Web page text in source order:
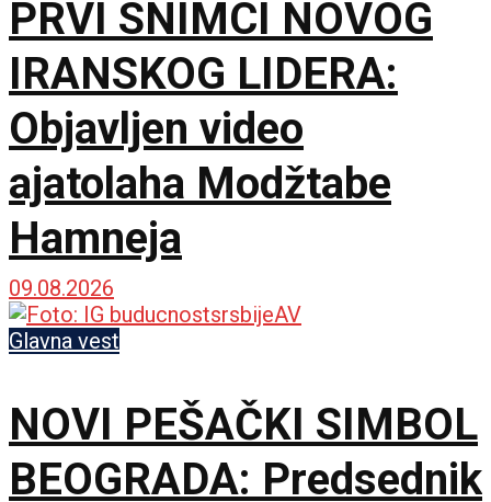
PRVI SNIMCI NOVOG
IRANSKOG LIDERA:
Objavljen video
ajatolaha Modžtabe
Hamneja
09.08.2026
Glavna vest
NOVI PEŠAČKI SIMBOL
BEOGRADA: Predsednik